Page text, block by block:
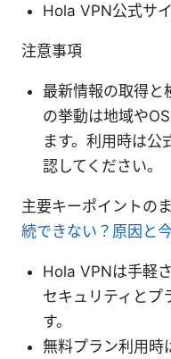
Hola VPN公式サ
注意事項
最新情報の取得と
の挙動は地域や
ます。利用時は公
認してください。
主要キーポイントの
続できない？原因と
Hola VPNは手軽
セキュリティとプ
す。
無料プラン利用時